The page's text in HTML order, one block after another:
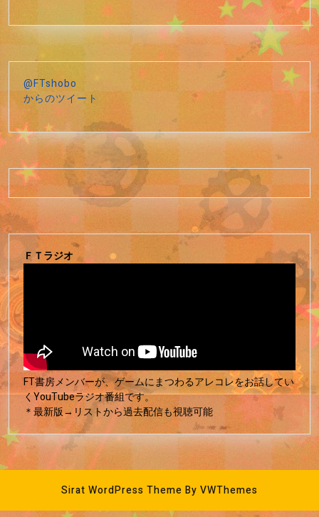
@FTshobo
からのツイート
ＦＴラジオ
FT書房メンバーが、ゲームにまつわるアレコレをお話してい
くYouTubeラジオ番組です。
＊最新版→リストから過去配信も視聴可能
Sirat WordPress Theme By VWThemes